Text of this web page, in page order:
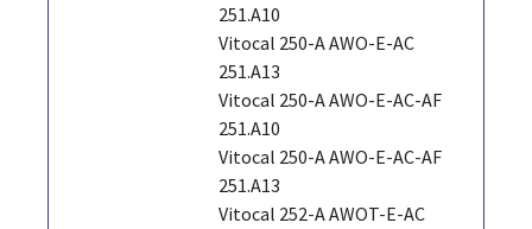
251.A10
Vitocal 250-A AWO-E-AC
251.A13
Vitocal 250-A AWO-E-AC-AF
251.A10
Vitocal 250-A AWO-E-AC-AF
251.A13
Vitocal 252-A AWOT-E-AC